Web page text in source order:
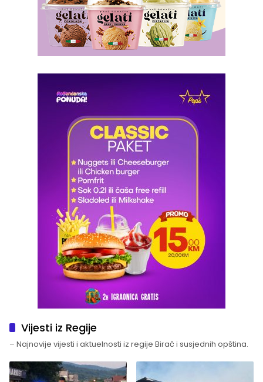
Vijesti iz Regije
– Najnovije vijesti i aktuelnosti iz regije Birač i susjednih opština.